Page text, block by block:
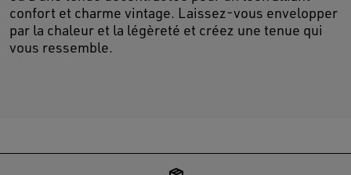
confort et charme vintage. Laissez-vous envelopper
par la chaleur et la légèreté et créez une tenue qui
vous ressemble.